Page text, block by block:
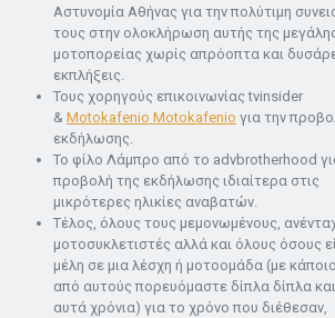
Αστυνομία Αθήνας για την πολύτιμη
τους στην ολοκλήρωση αυτής της
μοτοπορείας χωρίς απρόοπτα και
εκπλήξεις.
Τους χορηγούς επικοινωνίας tvinsider
& Motokafenio Motokafenio για την
εκδήλωσης.
Το φίλο Λάμπρο από το advbrotherhood
προβολή της εκδήλωσης ιδιαίτερα στις
μικρότερες ηλικίες αναβατών.
Τέλος, όλους τους μεμονωμένους,
μοτοσυκλετιστές αλλά και όλους όσους
μέλη σε μια λέσχη ή μοτοομάδα (με
από αυτούς πορευόμαστε δίπλα δίπλα
αυτά χρόνια) για το χρόνο που διέθεσαν,